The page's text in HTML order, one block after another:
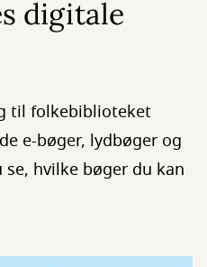
digitale
til folkebiblioteket
e-bøger, lydbøger og
se, hvilke bøger du kan